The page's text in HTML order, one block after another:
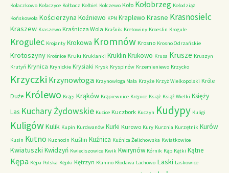
Kołaczkowo Kołaczyce Kołbacz Kołbiel Kołczewo Koło Kołobrzeg Kołodziąż
Końskowola Kościerzyna Koźniewo KPN Kraplewo Krasne Krasnosielc
Kraszew Kraszewo Kraśnicza Wola Kraśnik Kretowiny Kroeslin Krogule
Krogulec Krojanty Krokowa Kromnów Krosno Krosno Odrzańskie
Krotoszyny Krośnice Kruki Kruklanki Kruklin Krukowo Krusa Krusze Kruszyn
Krutyń Krynica Krynickie Krysiaki Krysk Kryspinów Krzemieniewo Krzycko
Krzyczki Krzynowłoga Krzynowłoga Mała Krzyże Krzyż Wielkopolski Króle
Duże Królewo Krągi Krąków Krąpiewnice Krępice Książ Książ Wielki Księży
Las Kuchary Żydowskie Kucice Kuczbork Kuczyn Kudypy Kuligi
KuligówKulik Kupin Kurdwanów Kurki Kurowo Kury Kurznia Kurzętnik Kurów
Kusin Kutno Kuznocin Kuślin Kuźnica Kuźnica Żelichowska Kwiatkowice
Kwiatuszki Kwidzyń Kwieciszowice Kwik Kwirynów Kórnik Kąp Kątki Kątne
Kępa Kępa Polska Kępki Kętrzyn Kłanino Kłodawa Lachowo Laski Laskowice